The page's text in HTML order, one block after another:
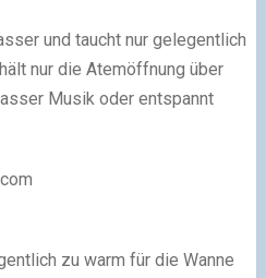
und taucht nur gelegentlich
nur die Atemöffnung über
Musik oder entspannt
zu warm für die Wanne